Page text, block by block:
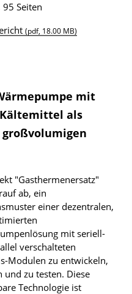
95 Seiten
(pdf, 18.00 MB)
mit
als
"Gasthermenersatz"
ab, ein
einer dezentralen,
mit seriell-
verschalteten
Modulen zu entwickeln,
und zu testen. Diese
Technologie ist